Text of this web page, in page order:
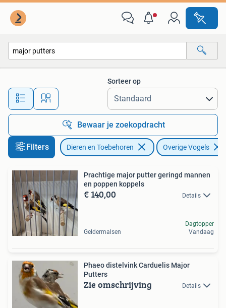
Alle afstanden…
Sorteer op
Bewaar je zoekopdracht
Filters Dieren en Toebehoren Overige Vogels
Prachtige major putter geringd mannen
en poppen koppels
€ 140,00 Details
Geldermalsen
Dagtopper
Vandaag
Phaeo distelvink Carduelis Major
Putters
Zie omschrijving Details